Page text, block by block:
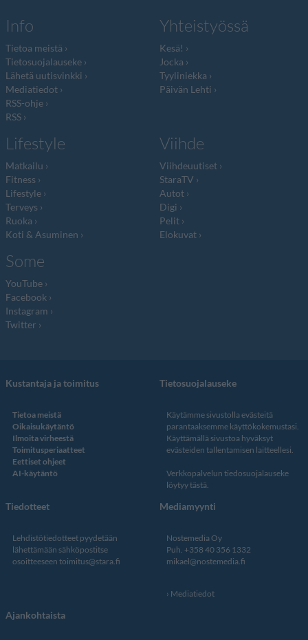
Info
Tietoa meistä
Tietosuojalauseke
Lähetä uutisvinkki
Mediatiedot
RSS-ohje
RSS
Yhteistyössä
Kesä!
Jocka
Tyyliniekka
Päivän Lehti
Lifestyle
Matkailu
Fitness
Lifestyle
Terveys
Ruoka
Koti & Asuminen
Viihde
Viihdeuutiset
StaraTV
Autot
Digi
Pelit
Elokuvat
Some
YouTube
Facebook
Instagram
Twitter
Kustantaja ja toimitus
Tietoa meistä
Oikaisukäytäntö
Ilmoita virheestä
Toimitusperiaatteet
Eettiset ohjeet
AI-käytäntö
Tietosuojalauseke
Käytämme sivustolla evästeitä
parantaaksemme käyttökokemustasi.
Käyttämällä sivustoa hyväksyt
evästeiden tallentamisen laitteellesi.
Verkkopalvelun tiedosuojalauseke
löytyy tästä.
Tiedotteet
Lehdistötiedotteet pyydetään
lähettämään sähköpostitse
osoitteeseen toimitus@stara.fi
Mediamyynti
Nostemedia Oy
Puh. +358 40 356 1332
mikael@nostemedia.fi
Mediatiedot
Ajankohtaista